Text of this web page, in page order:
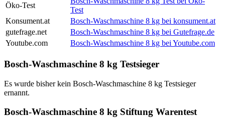
Öko-Test
Test
Konsument.at
Bosch-Waschmaschine 8 kg bei konsument.at
gutefrage.net
Bosch-Waschmaschine 8 kg bei Gutefrage.de
Youtube.com
Bosch-Waschmaschine 8 kg bei Youtube.com
Bosch-Waschmaschine 8 kg Testsieger
Es wurde bisher kein Bosch-Waschmaschine 8 kg Testsieger
ernannt.
Bosch-Waschmaschine 8 kg Stiftung Warentest